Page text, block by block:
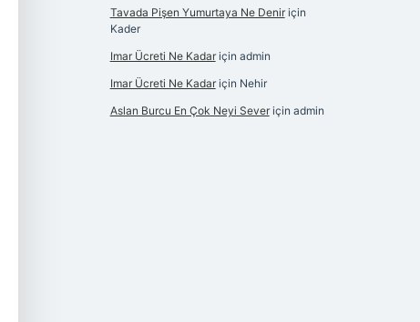
Tavada Pişen Yumurtaya Ne Deniriçin
Kader
Imar Ücreti Ne Kadariçin admin
Imar Ücreti Ne Kadariçin Nehir
Aslan Burcu En Çok Neyi Severiçin admin